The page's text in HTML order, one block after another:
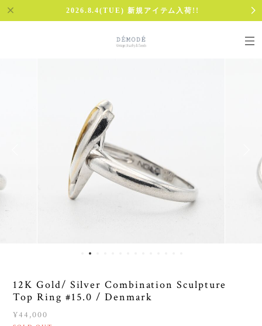
2026.8.4(TUE) 新規アイテム入荷!!
12K Gold/ Silver Combination Sculpture
Top Ring #15.0 / Denmark
¥44,000